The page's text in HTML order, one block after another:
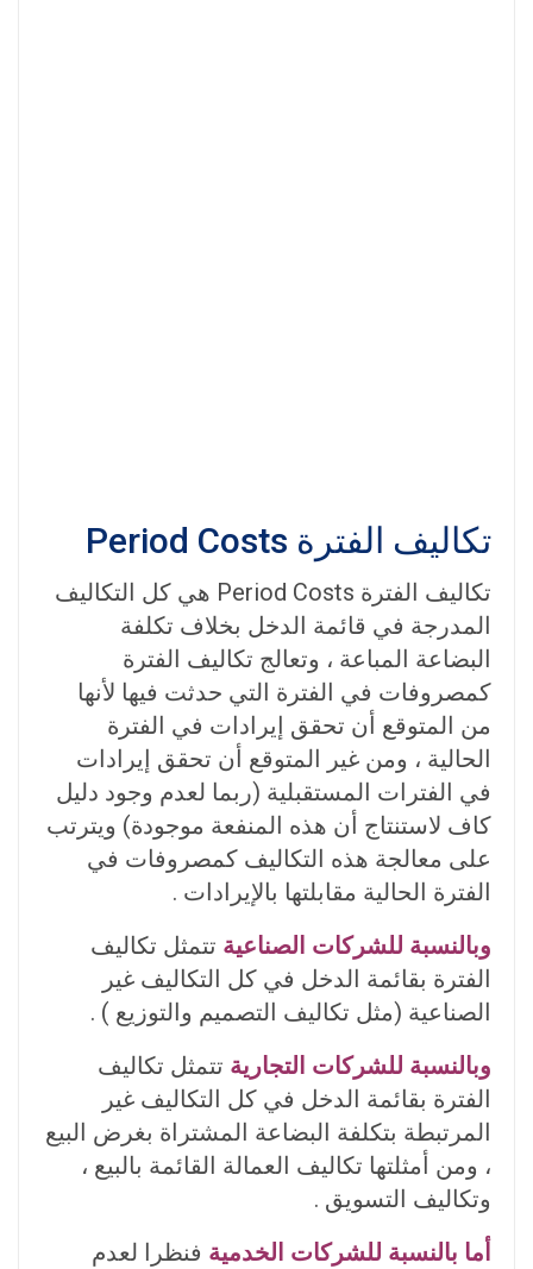
تكاليف الفترة Period Costs
تكاليف الفترة Period Costs هي كل التكاليف
المدرجة في قائمة الدخل بخلاف تكلفة
البضاعة المباعة ، وتعالج تكاليف الفترة
كمصروفات في الفترة التي حدثت فيها لأنها
من المتوقع أن تحقق إيرادات في الفترة
الحالية ، ومن غير المتوقع أن تحقق إيرادات
في الفترات المستقبلية (ربما لعدم وجود دليل
كاف لاستنتاج أن هذه المنفعة موجودة) ويترتب
على معالجة هذه التكاليف كمصروفات في
الفترة الحالية مقابلتها بالإيرادات .
وبالنسبة للشركات الصناعية تتمثل تكاليف
الفترة بقائمة الدخل في كل التكاليف غير
الصناعية (مثل تكاليف التصميم والتوزيع ) .
وبالنسبة للشركات التجارية تتمثل تكاليف
الفترة بقائمة الدخل في كل التكاليف غير
المرتبطة بتكلفة البضاعة المشتراة بغرض البيع
، ومن أمثلتها تكاليف العمالة القائمة بالبيع ،
وتكاليف التسويق .
أما بالنسبة للشركات الخدمية فنظرا لعدم